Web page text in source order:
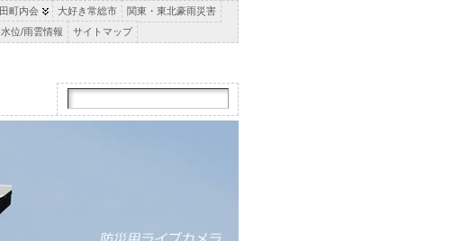
町内会 大好き常総市
関東・東北豪雨災害
位/雨雲情報 サイトマップ